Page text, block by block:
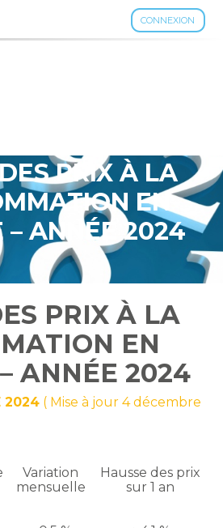
CONNEXION
PRIX À LA
EN
– ANNÉE 2024
PRIX À LA
EN
ANNÉE 2024
2024 ( Mise à jour 4 décembre
Variation
mensuelle
Hausse des prix
sur 1 an